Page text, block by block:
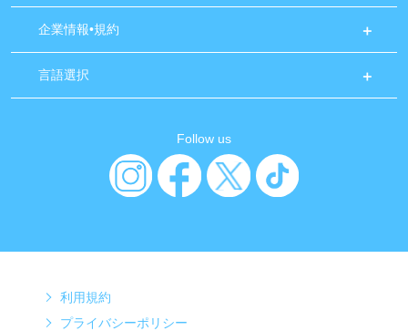
企業情報•規約
言語選択
Follow us
利用規約
プライバシーポリシー